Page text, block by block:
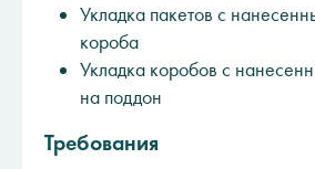
Укладка пакетов с
короба
Укладка коробов с
на поддон
Требования